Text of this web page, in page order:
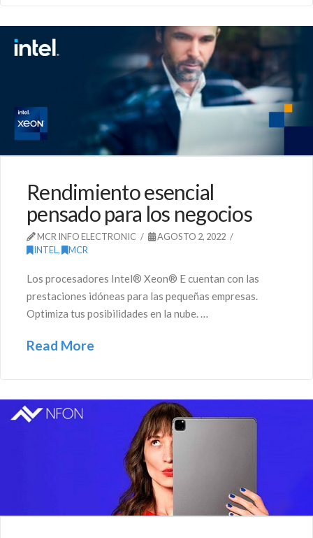
Rendimiento esencial
pensado para los negocios
MCR INFO ELECTRONIC
AGOSTO 2, 2022
INTEL , MCR
Los procesadores Intel® Xeon® E cuentan con las
prestaciones idóneas para las pequeñas empresas.
Optimiza tus posibilidades en la nube. …
Read More